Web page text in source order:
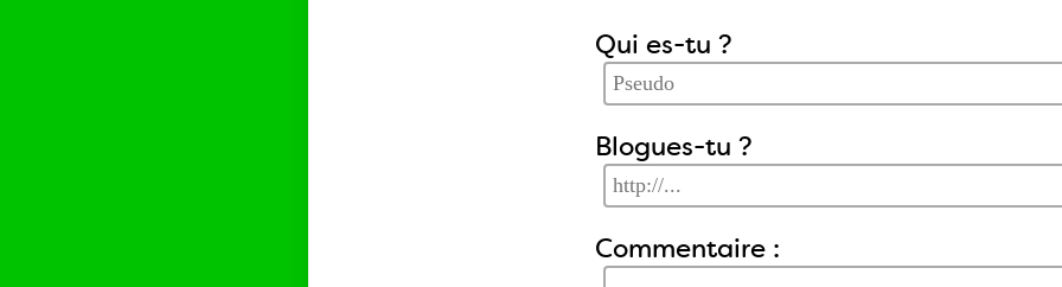
Qui es-tu ?
Blogues-tu ?
Commentaire :